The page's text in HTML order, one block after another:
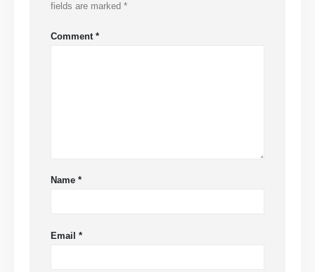
fields are marked*
Comment*
Name*
Email*